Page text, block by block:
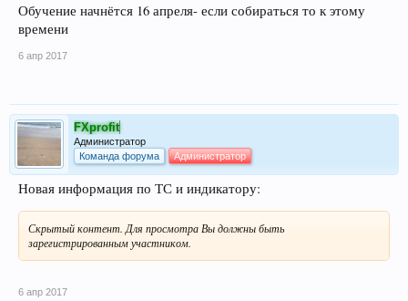
Обучение начнётся 16 апреля- если собираться то к этому
времени
6 апр 2017
FXprofit
Администратор
Команда форума
Администратор
Новая информация по ТС и индикатору:
Скрытый контент. Для просмотра Вы должны быть
зарегистрированным участником.
6 апр 2017